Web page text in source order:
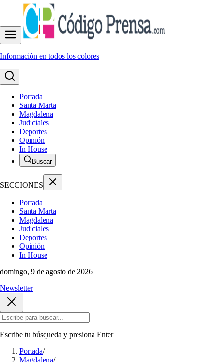
Información en todos los colores
Portada
Santa Marta
Magdalena
Judiciales
Deportes
Opinión
In House
Buscar
SECCIONES
Portada
Santa Marta
Magdalena
Judiciales
Deportes
Opinión
In House
domingo, 9 de agosto de 2026
Newsletter
Escribe tu búsqueda y presiona Enter
Portada/
Magdalena/